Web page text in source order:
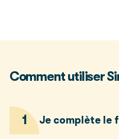
Comment utiliser
1 Je complète le